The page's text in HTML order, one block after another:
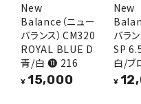
New
Balance（ニュー
バランス）CM320
ROYAL BLUE D
青/白 ⓫ 216
¥ 15,000
New
バラ
SP
白/ブ
¥